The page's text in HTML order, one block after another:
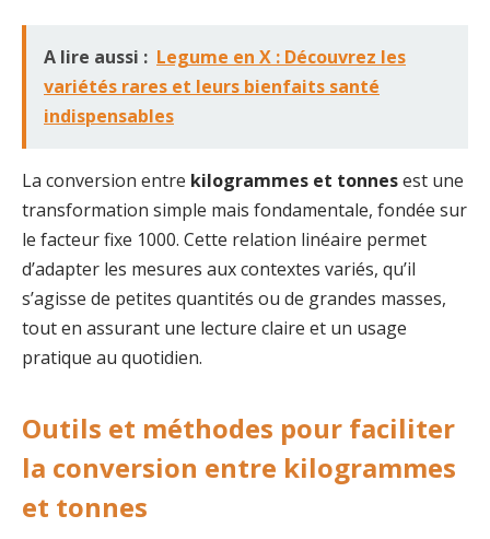
A lire aussi : Legume en X : Découvrez les
variétés rares et leurs bienfaits santé
indispensables
La conversion entre kilogrammes et tonnesest une
transformation simple mais fondamentale, fondée sur
le facteur fixe 1000. Cette relation linéaire permet
d’adapter les mesures aux contextes variés, qu’il
s’agisse de petites quantités ou de grandes masses,
tout en assurant une lecture claire et un usage
pratique au quotidien.
Outils et méthodes pour faciliter
la conversion entre kilogrammes
et tonnes